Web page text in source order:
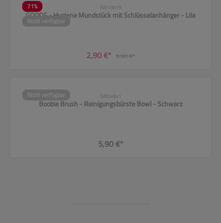
71%
Nicht verfügbar
SW10819
GOODS - Hygiene Mundstück mit Schlüsselanhänger - Lila
2,90 €* 9,90 €*
Nicht verfügbar SW54841
Boobie Brush - Reinigungsbürste Bowl - Schwarz
5,90 €*